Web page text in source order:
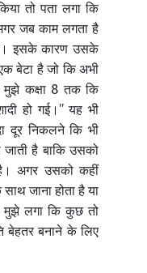
तो पता लगा कि
जब काम लगता है
इसके कारण उसके
बेटा है जो कि अभी
मुझे कक्षा 8 तक कि
हो गई।’’ यह भी
दूर निकलने कि भी
है बाकि उसको
अगर उसको कहीं
जाना होता है या
लगा कि कुछ तो
बेहतर बनाने के लिए